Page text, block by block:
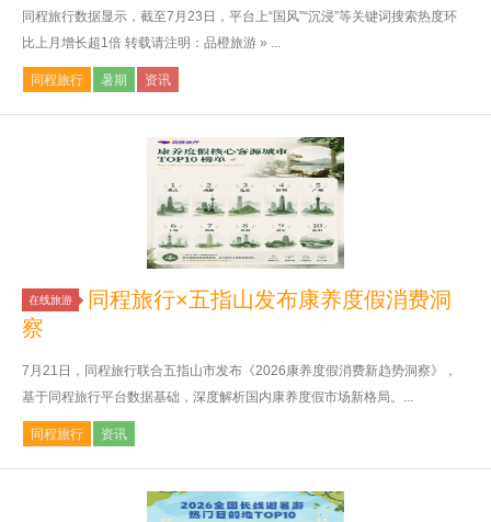
同程旅行数据显示，截至7月23日，平台上“国风”“沉浸”等关键词搜索热度环
比上月增长超1倍 转载请注明：品橙旅游 » ...
同程旅行 暑期 资讯
在线旅游
同程旅行×五指山发布康养度假消费洞
察
7月21日，同程旅行联合五指山市发布《2026康养度假消费新趋势洞察》，
基于同程旅行平台数据基础，深度解析国内康养度假市场新格局。...
同程旅行 资讯